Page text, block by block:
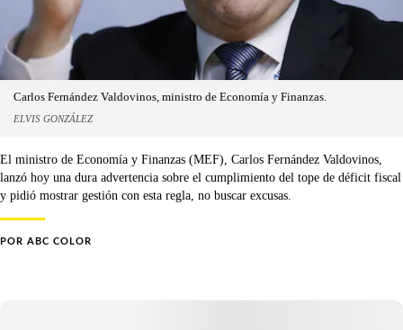
Carlos Fernández Valdovinos, ministro de Economía y Finanzas.
ELVIS GONZÁLEZ
El ministro de Economía y Finanzas (MEF), Carlos Fernández Valdovinos,
lanzó hoy una dura advertencia sobre el cumplimiento del tope de déficit fiscal
y pidió mostrar gestión con esta regla, no buscar excusas.
POR ABC COLOR